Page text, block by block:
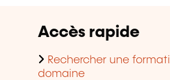
Accès rapide
Rechercher une
domaine